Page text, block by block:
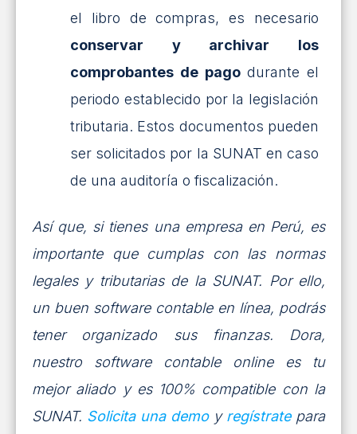
el libro de compras, es necesario
conservar y archivar los
comprobantes de pagodurante el
periodo establecido por la legislación
tributaria. Estos documentos pueden
ser solicitados por la SUNAT en caso
de una auditoría o fiscalización.
Así que, si tienes una empresa en Perú, es
importante que cumplas con las normas
legales y tributarias de la SUNAT. Por ello,
un buen software contable en línea, podrás
tener organizado sus finanzas. Dora,
nuestro software contable online es tu
mejor aliado y es 100% compatible con la
SUNAT. Solicita una demoy regístratepara